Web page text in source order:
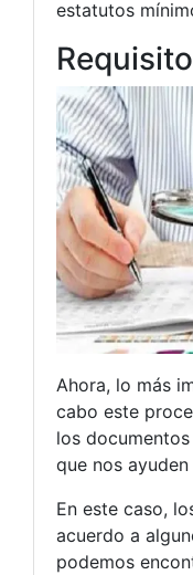
estatutos
Ahora, lo más
cabo este
los
que nos
En este caso,
acuerdo a
podemos